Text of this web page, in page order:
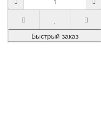
популярных
моделей на
рынке в данн..
Быстрый заказ